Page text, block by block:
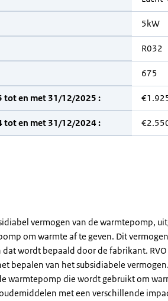
5kW
R032
675
tot en met 31/12/2025 :
tot en met 31/12/2024 :
vermogen van de warmtepomp,
om warmte af te geven. Dit
wordt bepaald door de fabrikant.
bepalen van het subsidiabele vermogen.
warmtepomp die wordt gebruikt om
met een verschillende